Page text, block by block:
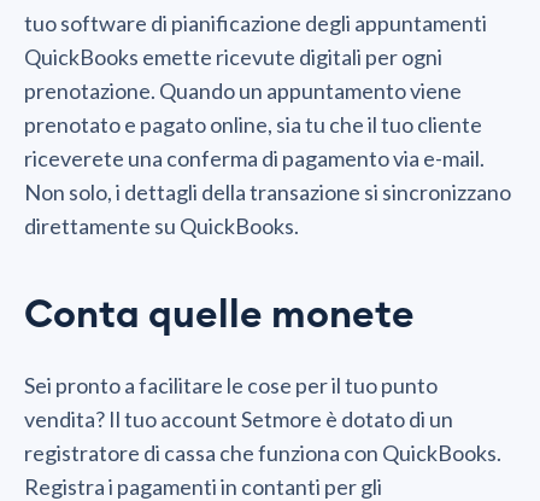
tuo software di pianificazione degli appuntamenti
QuickBooks emette ricevute digitali per ogni
prenotazione. Quando un appuntamento viene
prenotato e pagato online, sia tu che il tuo cliente
riceverete una conferma di pagamento via e-mail.
Non solo, i dettagli della transazione si sincronizzano
direttamente su QuickBooks.
Conta quelle monete
Sei pronto a facilitare le cose per il tuo punto
vendita? Il tuo account Setmore è dotato di un
registratore di cassa che funziona con QuickBooks.
Registra i pagamenti in contanti per gli